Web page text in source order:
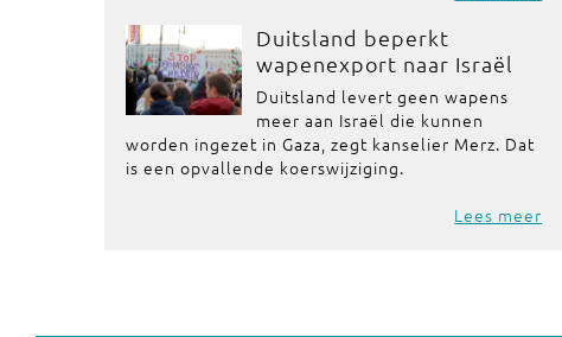
Duitsland beperkt
wapenexport naar Israël
Duitsland levert geen wapens
meer aan Israël die kunnen
worden ingezet in Gaza, zegt kanselier Merz. Dat
is een opvallende koerswijziging.
Lees meer